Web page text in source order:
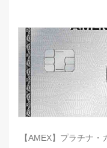
【AMEX】プラチナ